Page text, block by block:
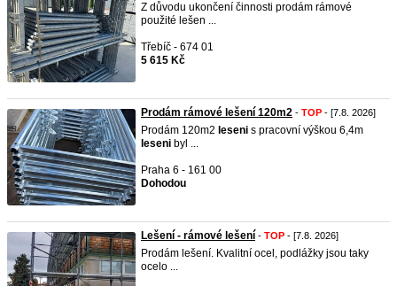
Z důvodu ukončení činnosti prodám rámové
použité lešen ...
Třebíč - 674 01
5 615 Kč
Prodám rámové lešení 120m2 - TOP - [7.8. 2026]
Prodám 120m2 leseni s pracovní výškou 6,4m
leseni byl ...
Praha 6 - 161 00
Dohodou
Lešení - rámové lešení - TOP - [7.8. 2026]
Prodám lešení. Kvalitní ocel, podlážky jsou taky
ocelo ...